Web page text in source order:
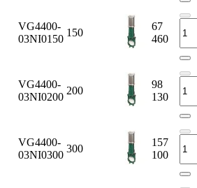
VG4400-
03NI0150
150
67
460
VG4400-
03NI0200
200
98
130
VG4400-
03NI0300
300
157
100